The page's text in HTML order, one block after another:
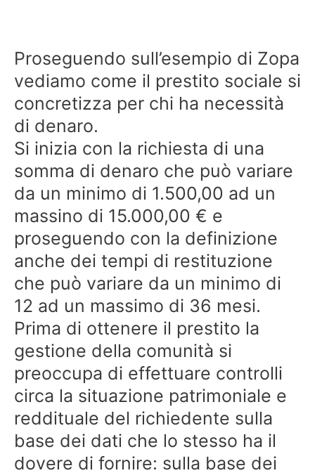
Proseguendo sull’esempio di Zopa
vediamo come il prestito sociale si
concretizza per chi ha necessità
di denaro.
Si inizia con la richiesta di una
somma di denaro che può variare
da un minimo di 1.500,00 ad un
massino di 15.000,00 € e
proseguendo con la definizione
anche dei tempi di restituzione
che può variare da un minimo di
12 ad un massimo di 36 mesi.
Prima di ottenere il prestito la
gestione della comunità si
preoccupa di effettuare controlli
circa la situazione patrimoniale e
reddituale del richiedente sulla
base dei dati che lo stesso ha il
dovere di fornire: sulla base dei